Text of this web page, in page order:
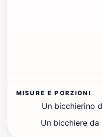
MISURE E PORZIONI
Un bicchierino
Un bicchiere da